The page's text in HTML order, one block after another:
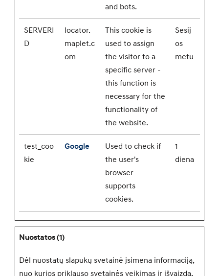
and bots.
SERVERI
D
locator.
maplet.c
om
This cookie is
used to assign
the visitor to a
specific server -
this function is
necessary for the
functionality of
the website.
Sesij
os
metu
test_coo
kie
Google
Used to check if
the user's
browser
supports
cookies.
1
diena
Nuostatos (1)
Dėl nuostatų slapukų svetainė įsimena informaciją,
nuo kurios priklauso svetainės veikimas ir išvaizda,